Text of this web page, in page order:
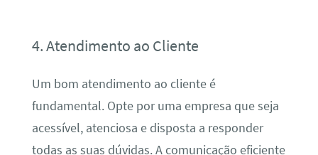
4. Atendimento ao Cliente
Um bom atendimento ao cliente é
fundamental. Opte por uma empresa que seja
acessível, atenciosa e disposta a responder
todas as suas dúvidas. A comunicação eficiente